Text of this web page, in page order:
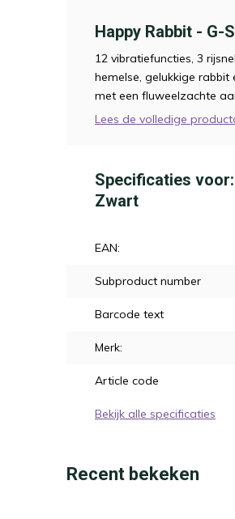
Happy Rabbit -
12 vibratiefuncties, 3
hemelse, gelukkige
met een fluweelzachte
Lees de volledige
Specificaties
Zwart
EAN:
Subproduct number
Barcode text
Merk:
Article code
Bekijk alle specificaties
Recent bekeken